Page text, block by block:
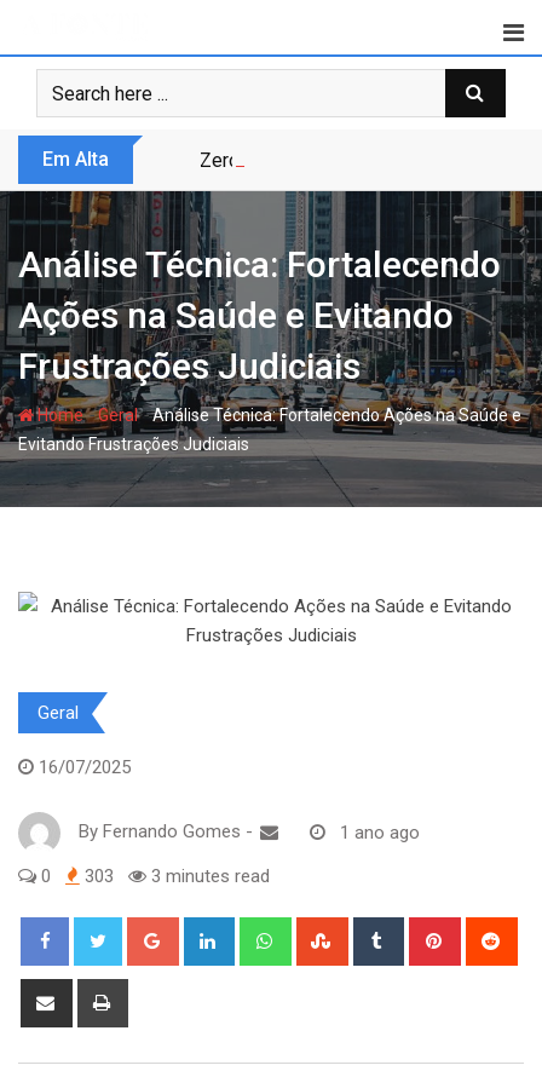
content
Em Alta Zero Trust não é modismo, é
Análise Técnica: Fortalecendo
Ações na Saúde e Evitando
Frustrações Judiciais
Home-Geral-Análise Técnica: Fortalecendo Ações na Saúde e
Evitando Frustrações Judiciais
Geral
16/07/2025
By Fernando Gomes - 1 ano ago
0 303 3 minutes read
Google+ LinkedIn WhatsappStumbleUpon
Tumblr Pinterest
Share